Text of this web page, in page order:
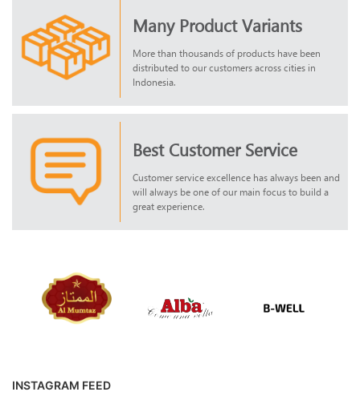
Many Product Variants
More than thousands of products have been
distributed to our customers across cities in
Indonesia.
Best Customer Service
Customer service excellence has always been and
will always be one of our main focus to build a
great experience.
INSTAGRAM FEED